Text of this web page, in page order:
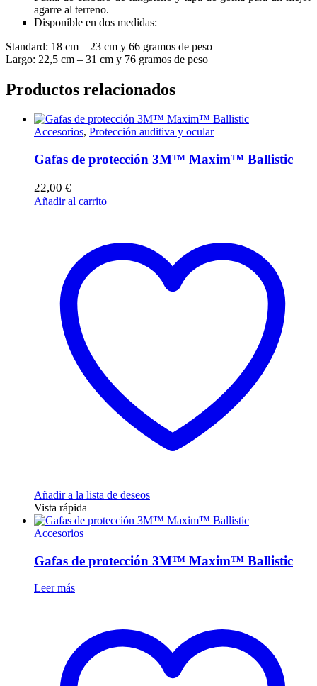
agarre al terreno.
Disponible en dos medidas:
Standard: 18 cm – 23 cm y 66 gramos de peso
Largo: 22,5 cm – 31 cm y 76 gramos de peso
Productos relacionados
Accesorios, Protección auditiva y ocular
Gafas de protección 3M™ Maxim™ Ballistic
22,00 €
Añadir al carrito
Añadir a la lista de deseos
Vista rápida
Accesorios
Gafas de protección 3M™ Maxim™ Ballistic
Leer más